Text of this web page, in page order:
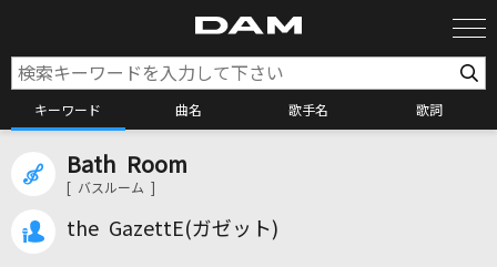
キーワード 曲名 歌手名 歌詞
カラオケ店舗検索
Bath Room
[ バスルーム ]
the GazettE(ガゼット)